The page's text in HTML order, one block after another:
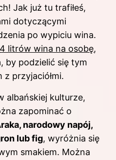
Jak już tu trafiłeś,
dotyczącymi
po wypiciu wina.
4 litrów wina na osobę,
by podzielić się tym
przyjaciółmi.
albańskiej kulturze,
zapominać o
narodowy napój,
lub fig, wyróżnia się
smakiem. Można